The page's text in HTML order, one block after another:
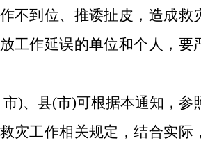
不到位、推诿扯皮，造成救
工作延误的单位和个人，要
市)、县(市)可根据本通知，参
灾工作相关规定，结合实际